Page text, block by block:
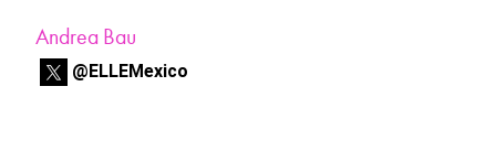
Andrea Bau
@ELLEMexico